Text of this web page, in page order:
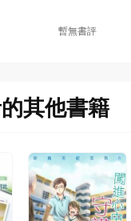
教授小說創作。暫無書評
其他書籍